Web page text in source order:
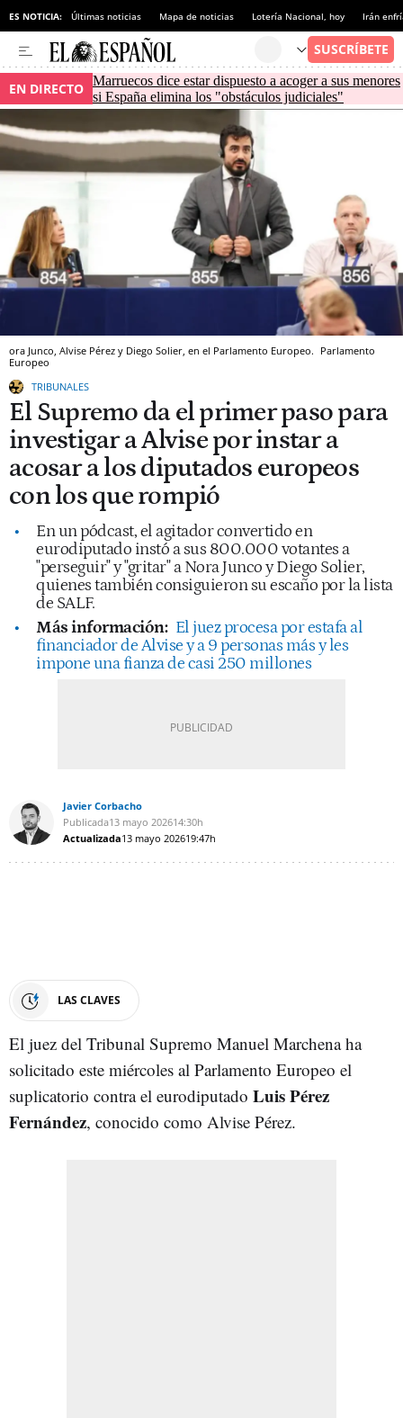
ES NOTICIA: Últimas noticias Mapa de noticias Lotería Nacional, hoy Irán
EN DIRECTO Marruecos dice estar dispuesto a acoger a sus menores
si España elimina los "obstáculos judiciales"
ora Junco, Alvise Pérez y Diego Solier, en el Parlamento Europeo. Parlamento
Europeo
TRIBUNALES
El Supremo da el primer paso para
investigar a Alvise por instar a
acosar a los diputados europeos
con los que rompió
En un pódcast, el agitador convertido en
eurodiputado instó a sus 800.000 votantes a
"perseguir" y "gritar" a Nora Junco y Diego Solier,
quienes también consiguieron su escaño por la lista
de SALF.
Más información: El juez procesa por estafa al
financiador de Alvise y a 9 personas más y les
impone una fianza de casi 250 millones
Javier Corbacho
Publicada13 mayo 202614:30h
Actualizada13 mayo 202619:47h
LAS CLAVES
El juez del Tribunal Supremo Manuel Marchena ha
solicitado este miércoles al Parlamento Europeo el
suplicatorio contra el eurodiputado Luis Pérez
Fernández, conocido como Alvise Pérez.